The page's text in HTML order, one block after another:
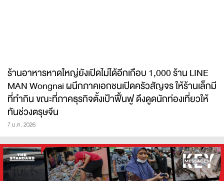
ร้านอาหารหาดใหญ่ยังเปิดไม่ได้อีกเกือบ 1,000 ร้าน LINE
MAN Wongnai ผนึกภาคเอกชนเปิดครัวสัญจร ให้ร้านเล็กมี
ที่ทำกิน ขณะที่ภาคธุรกิจตั้งเป้าฟื้นฟู ดึงดูดนักท่องเที่ยวให้
ทันช่วงตรุษจีน
7 ม.ค. 2026